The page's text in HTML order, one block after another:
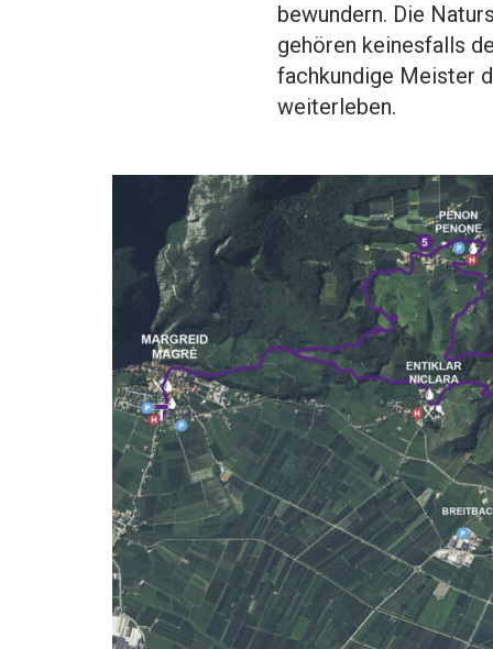
bewundern. Die
gehören keinesfalls
fachkundige Meister
weiterleben.